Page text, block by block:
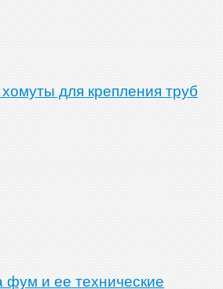
для крепления труб
фум и ее технические